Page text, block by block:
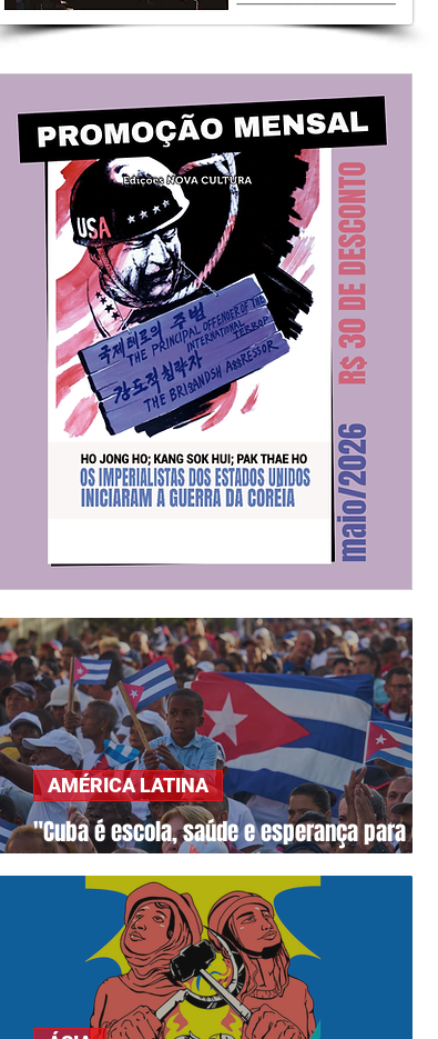
"Cuba é escola, saúde e esperança para o
AMÉRICA LATINA